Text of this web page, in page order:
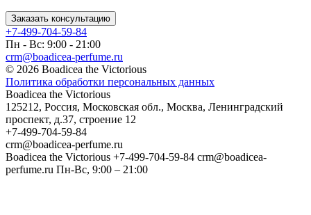
Заказать консультацию
+7-499-704-59-84
Пн - Вс: 9:00 - 21:00
crm@boadicea-perfume.ru
© 2026 Boadicea the Victorious
Политика обработки персональных данных
Boadicea the Victorious
125212, Россия, Московская обл., Москва, Ленинградский
проспект, д.37, строение 12
+7-499-704-59-84
crm@boadicea-perfume.ru
Boadicea the Victorious +7-499-704-59-84 crm@boadicea-
perfume.ru Пн-Вс, 9:00 – 21:00